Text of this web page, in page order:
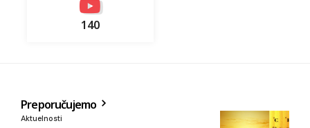
140
Preporučujemo
Aktuelnosti